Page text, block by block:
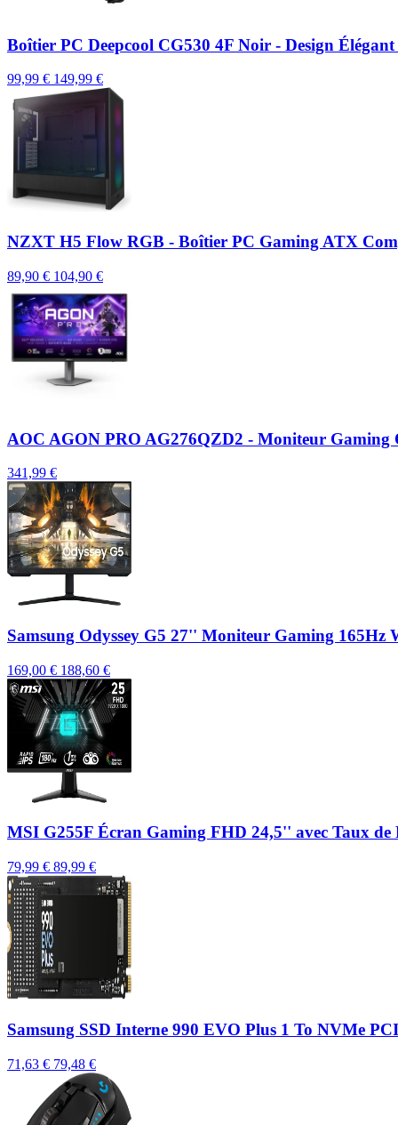
Boîtier PC Deepcool CG530 4F Noir - Design
99,99 € 149,99 €
NZXT H5 Flow RGB - Boîtier PC Gaming ATX
89,90 € 104,90 €
AOC AGON PRO AG276QZD2 - Moniteur
341,99 €
Samsung Odyssey G5 27'' Moniteur Gaming 165Hz
169,00 € 188,60 €
MSI G255F Écran Gaming FHD 24,5'' avec Taux de
79,99 € 89,99 €
Samsung SSD Interne 990 EVO Plus 1 To NVMe
71,63 € 79,48 €